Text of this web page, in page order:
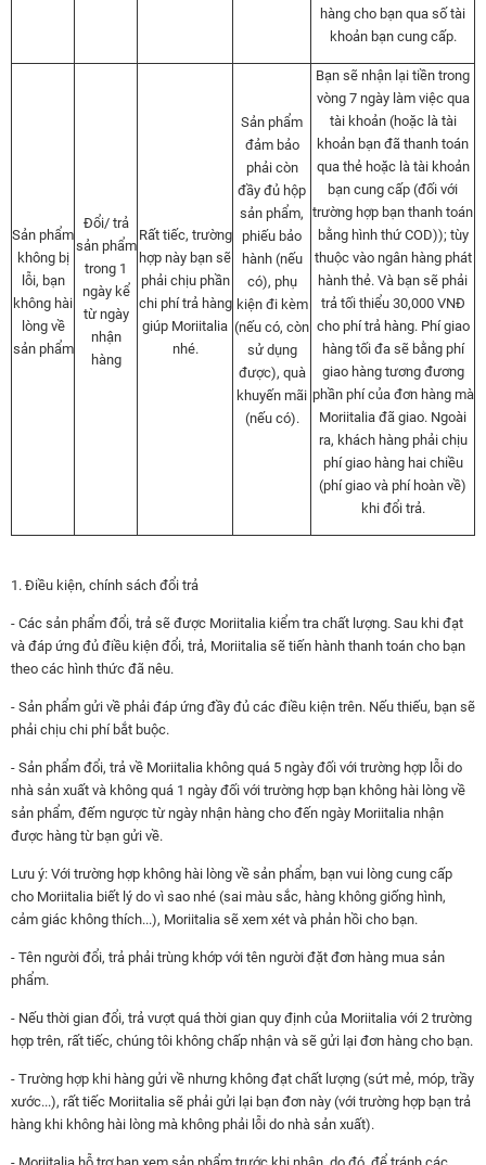
hàng cho bạn qua số tài
khoản bạn cung cấp.
Sản phẩm
không bị
lỗi, bạn
không hài
lòng về
sản phẩm
Đổi/ trả
sản phẩm
trong 1
ngày kể
từ ngày
nhận
hàng
Rất tiếc, trường
hợp này bạn sẽ
phải chịu phần
chi phí trả hàng
giúp Moriitalia
nhé.
Sản phẩm
đảm bảo
phải còn
đầy đủ hộp
sản phẩm,
phiếu bảo
hành (nếu
có), phụ
kiện đi kèm
(nếu có, còn
sử dụng
được), quà
khuyến mãi
(nếu có).
Bạn sẽ nhận lại tiền trong
vòng 7 ngày làm việc qua
tài khoản (hoặc là tài
khoản bạn đã thanh toán
qua thẻ hoặc là tài khoản
bạn cung cấp (đối với
trường hợp bạn thanh toán
bằng hình thứ COD)); tùy
thuộc vào ngân hàng phát
hành thẻ. Và bạn sẽ phải
trả tối thiểu 30,000 VNĐ
cho phí trả hàng. Phí giao
hàng tối đa sẽ bằng phí
giao hàng tương đương
phần phí của đơn hàng mà
Moriitalia đã giao. Ngoài
ra, khách hàng phải chịu
phí giao hàng hai chiều
(phí giao và phí hoàn về)
khi đổi trả.
1. Điều kiện, chính sách đổi trả
- Các sản phẩm đổi, trả sẽ được Moriitalia kiểm tra chất lượng. Sau khi đạt
và đáp ứng đủ điều kiện đổi, trả, Moriitalia sẽ tiến hành thanh toán cho bạn
theo các hình thức đã nêu.
- Sản phẩm gửi về phải đáp ứng đầy đủ các điều kiện trên. Nếu thiếu, bạn sẽ
phải chịu chi phí bắt buộc.
- Sản phẩm đổi, trả về Moriitalia không quá 5 ngày đối với trường hợp lỗi do
nhà sản xuất và không quá 1 ngày đối với trường hợp bạn không hài lòng về
sản phẩm, đếm ngược từ ngày nhận hàng cho đến ngày Moriitalia nhận
được hàng từ bạn gửi về.
Lưu ý: Với trường hợp không hài lòng về sản phẩm, bạn vui lòng cung cấp
cho Moriitalia biết lý do vì sao nhé (sai màu sắc, hàng không giống hình,
cảm giác không thích...), Moriitalia sẽ xem xét và phản hồi cho bạn.
- Tên người đổi, trả phải trùng khớp với tên người đặt đơn hàng mua sản
phẩm.
- Nếu thời gian đổi, trả vượt quá thời gian quy định của Moriitalia với 2 trường
hợp trên, rất tiếc, chúng tôi không chấp nhận và sẽ gửi lại đơn hàng cho bạn.
- Trường hợp khi hàng gửi về nhưng không đạt chất lượng (sứt mẻ, móp, trầy
xước...), rất tiếc Moriitalia sẽ phải gửi lại bạn đơn này (với trường hợp bạn trả
hàng khi không hài lòng mà không phải lỗi do nhà sản xuất).